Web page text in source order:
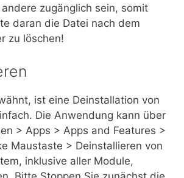
zugänglich sein, somit
daran die Datei nach dem
zu löschen!
ist eine Deinstallation von
Die Anwendung kann über
> Apps > Apps and Features >
Maustaste > Deinstallieren von
inklusive aller Module,